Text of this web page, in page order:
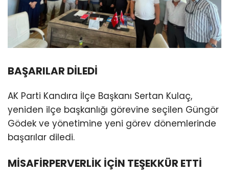
BAŞARILAR DİLEDİ
AK Parti Kandıra İlçe Başkanı Sertan Kulaç,
yeniden ilçe başkanlığı görevine seçilen Güngör
Gödek ve yönetimine yeni görev dönemlerinde
başarılar diledi.
MİSAFİRPERVERLİK İÇİN TEŞEKKÜR ETTİ